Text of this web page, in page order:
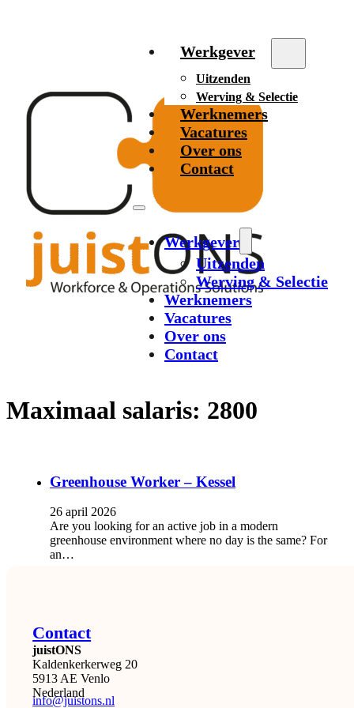
Werkgever
Uitzenden
Werving & Selectie
Werknemers
Vacatures
Over ons
Contact
Werkgever
Uitzenden
Werving & Selectie
Werknemers
Vacatures
Over ons
Contact
Maximaal salaris: 2800
Greenhouse Worker – Kessel
26 april 2026
Are you looking for an active job in a modern
greenhouse environment where no day is the same? For
an…
Contact
juistONS
Kaldenkerkerweg 20
5913 AE Venlo
Nederland
info@juistons.nl